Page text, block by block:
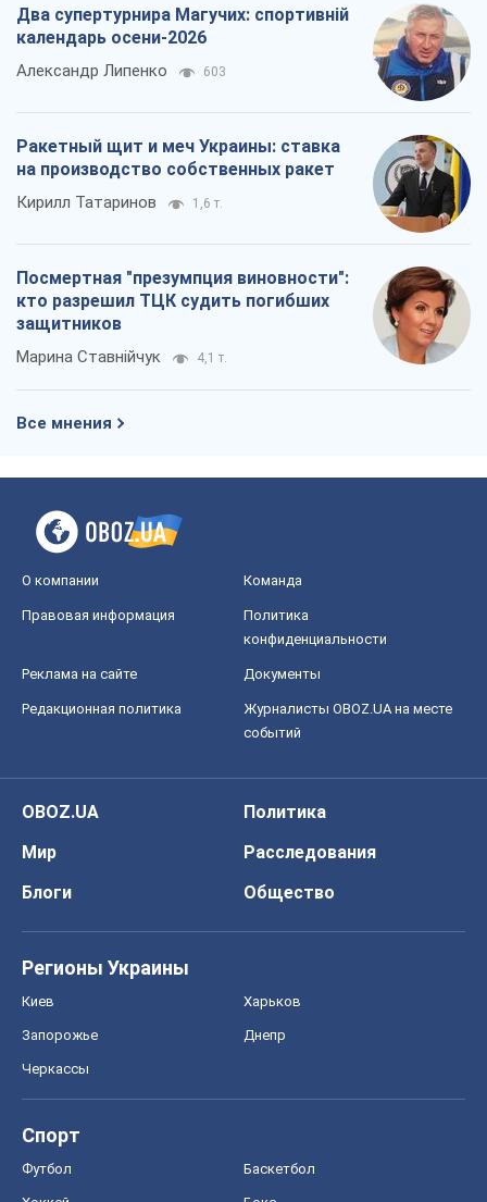
Два супертурнира Магучих: спортивній
календарь осени-2026
Александр Липенко 603
Ракетный щит и меч Украины: ставка
на производство собственных ракет
Кирилл Татаринов 1,6 т.
Посмертная "презумпция виновности":
кто разрешил ТЦК судить погибших
защитников
Марина Ставнійчук 4,1 т.
Все мнения
О компании Команда
Правовая информация
Политика
конфиденциальности
Реклама на сайте Документы
Редакционная политика
Журналисты OBOZ.UA на месте
событий
OBOZ.UA
Политика
Мир
Расследования
Блоги
Общество
Регионы Украины
Киев Харьков
Запорожье Днепр
Черкассы
Спорт
Футбол Баскетбол